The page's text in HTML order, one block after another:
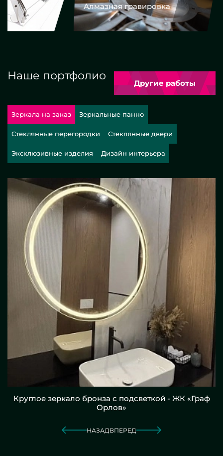
Алмазная гравировка
Наше портфолио
Другие работы
Зеркала на заказ Зеркальные панно
Стеклянные перегородки Стеклянные двери
Эксклюзивные изделия Дизайн интерьера
Круглое зеркало бронза с подсветкой - ЖК «Граф
Орлов»
НАЗАД ВПЕРЕД